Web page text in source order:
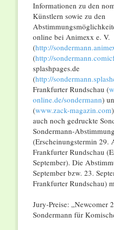
Informationen zu den
Künstlern sowie zu den
online bei Animexx e. V.
(http://
(http://
splashpages.de
(http://
Frankfurter Rundschau (
online.de/sondermann)
(www.zack-magazin.com
auch noch gedruckte
Sondermann-
(Erscheinungstermin 29.
Frankfurter Rundschau
September). Die
September bzw. 23.
Frankfurter Rundschau)
Jury-Preise: „Newcomer
Sondermann für